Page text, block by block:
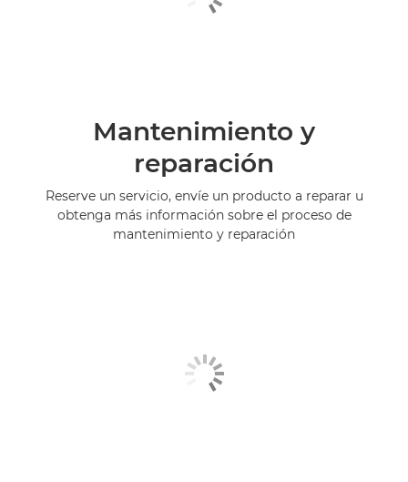
Mantenimiento y
reparación
Reserve un servicio, envíe un producto a reparar u
obtenga más información sobre el proceso de
mantenimiento y reparación